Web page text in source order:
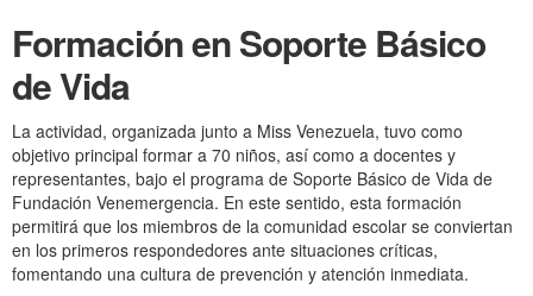
Formación en Soporte Básico
de Vida
La actividad, organizada junto a Miss Venezuela, tuvo como
objetivo principal formar a 70 niños, así como a docentes y
representantes, bajo el programa de Soporte Básico de Vida de
Fundación Venemergencia. En este sentido, esta formación
permitirá que los miembros de la comunidad escolar se conviertan
en los primeros respondedores ante situaciones críticas,
fomentando una cultura de prevención y atención inmediata.